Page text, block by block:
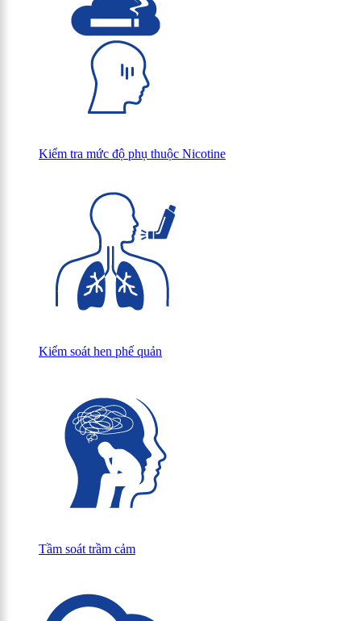
Kiểm tra mức độ phụ thuộc Nicotine
Kiểm soát hen phế quản
Tầm soát trầm cảm